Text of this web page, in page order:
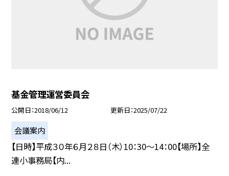
基金管理運営委員会
公開日 2018/06/12 更新日 2025/07/22
会議案内
【日時】平成３０年６月２８日（木）10：30〜14：00【場所】全
連小事務局【内...